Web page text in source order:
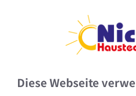
Diese Webseite